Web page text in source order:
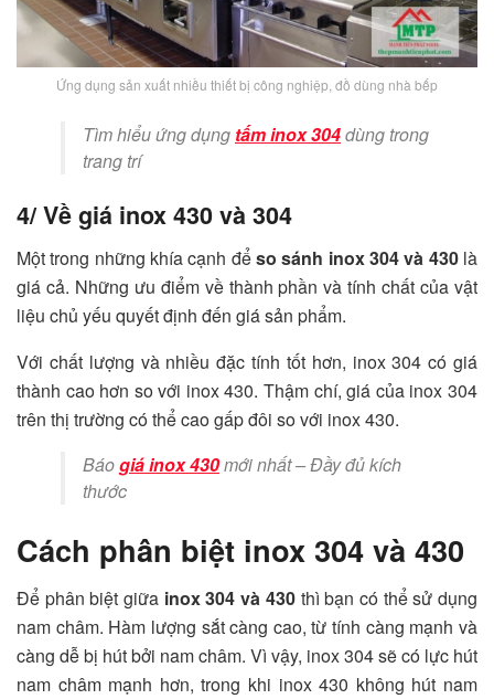
Ứng dụng sản xuất nhiều thiết bị công nghiệp, đồ dùng nhà bếp
Tìm hiểu ứng dụng tấm inox 304dùng trong
trang trí
4/ Về giá inox 430 và 304
Một trong những khía cạnh đểso sánh inox 304 và 430là
giá cả. Những ưu điểm về thành phần và tính chất của vật
liệu chủ yếu quyết định đến giá sản phẩm.
Với chất lượng và nhiều đặc tính tốt hơn, inox 304 có giá
thành cao hơn so với inox 430. Thậm chí, giá của inox 304
trên thị trường có thể cao gấp đôi so với inox 430.
Báogiá inox 430mới nhất – Đầy đủ kích
thước
Cách phân biệt inox 304 và 430
Để phân biệt giữa inox 304 và 430thì bạn có thể sử dụng
nam châm. Hàm lượng sắt càng cao, từ tính càng mạnh và
càng dễ bị hút bởi nam châm. Vì vậy, inox 304 sẽ có lực hút
nam châm mạnh hơn, trong khi inox 430 không hút nam